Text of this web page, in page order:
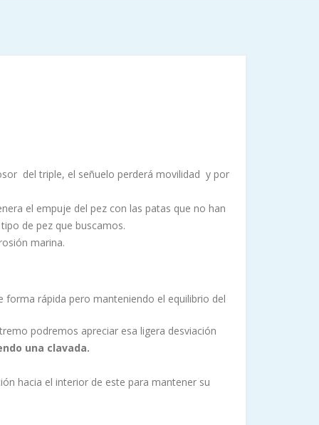
del triple, el señuelo perderá movilidad y por
el empuje del pez con las patas que no han
de pez que buscamos.
marina.
forma rápida pero manteniendo el equilibrio del
podremos apreciar esa ligera desviación
una clavada.
hacia el interior de este para mantener su